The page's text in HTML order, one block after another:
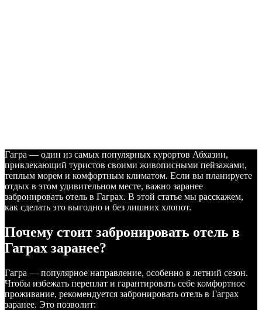
Гагра — один из самых популярных курортов Абхазии,
привлекающий туристов своими живописными пейзажами,
теплым морем и комфортным климатом. Если вы планируете
отдых в этом удивительном месте, важно заранее
забронировать отель в Гаграх. В этой статье мы расскажем,
как сделать это выгодно и без лишних хлопот.
Почему стоит забронировать отель в
Гаграх заранее?
Гагра — популярное направление, особенно в летний сезон.
Чтобы избежать переплат и гарантировать себе комфортное
проживание, рекомендуется забронировать отель в Гаграх
заранее. Это позволит: